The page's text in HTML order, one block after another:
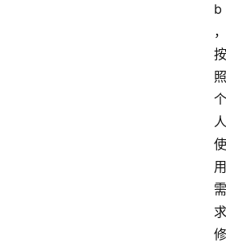
b
，
按
照
个
人
使
用
需
求
修